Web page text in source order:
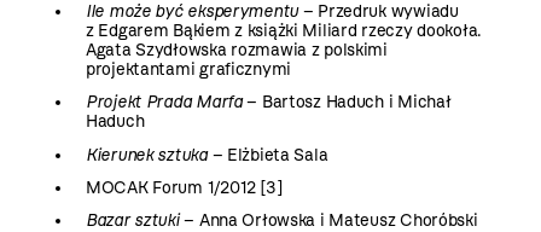
Ile może być eksperymentu– Przedruk wywiadu
z Edgarem Bąkiem z książki Miliard rzeczy dookoła.
Agata Szydłowska rozmawia z polskimi
projektantami graficznymi
Projekt Prada Marfa– Bartosz Haduch i Michał
Haduch
Kierunek sztuka– Elżbieta Sala
MOCAK Forum 1/2012 [3]
Bazar sztuki– Anna Orłowska i Mateusz Choróbski